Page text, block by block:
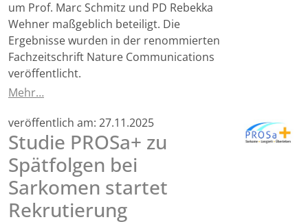
um Prof. Marc Schmitz und PD Rebekka
Wehner maßgeblich beteiligt. Die
Ergebnisse wurden in der renommierten
Fachzeitschrift Nature Communications
veröffentlicht.
Mehr…
veröffentlich am: 27.11.2025
Studie PROSa+ zu
Spätfolgen bei
Sarkomen startet
Rekrutierung